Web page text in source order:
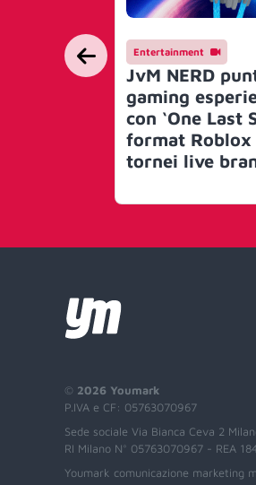
Entertainment
JvM NERD
gaming
con ‘One Last
format Roblox
tornei live
© 2026 Youmark
P.IVA e CF: 05763070967
Sede sociale Via Bianca Ceva 2
RI Milano N° 05763070967 - REA
Youmark comunicazione marketing